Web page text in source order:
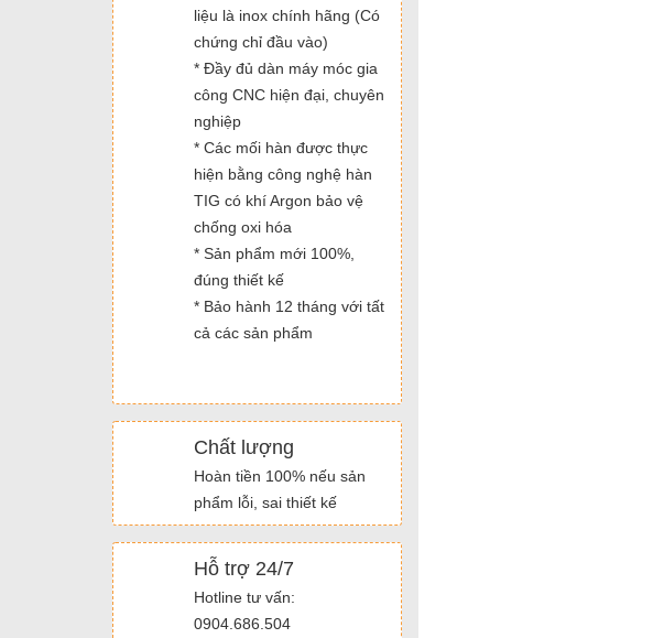
liệu là inox chính hãng (Có
chứng chỉ đầu vào)
* Đầy đủ dàn máy móc gia
công CNC hiện đại, chuyên
nghiệp
* Các mối hàn được thực
hiện bằng công nghệ hàn
TIG có khí Argon bảo vệ
chống oxi hóa
* Sản phẩm mới 100%,
đúng thiết kế
* Bảo hành 12 tháng với tất
cả các sản phẩm
Chất lượng
Hoàn tiền 100% nếu sản
phẩm lỗi, sai thiết kế
Hỗ trợ 24/7
Hotline tư vấn:
0904.686.504